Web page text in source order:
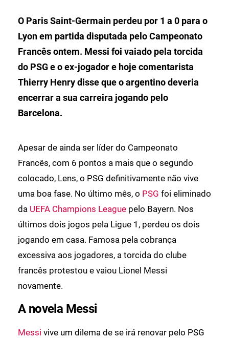
O Paris Saint-Germain perdeu por 1 a 0 para o
Lyon em partida disputada pelo Campeonato
Francês ontem. Messi foi vaiado pela torcida
do PSG e o ex-jogador e hoje comentarista
Thierry Henry disse que o argentino deveria
encerrar a sua carreira jogando pelo
Barcelona.
Apesar de ainda ser líder do Campeonato
Francês, com 6 pontos a mais que o segundo
colocado, Lens, o PSG definitivamente não vive
uma boa fase. No último mês, o PSG foi eliminado
da UEFA Champions League pelo Bayern. Nos
últimos dois jogos pela Ligue 1, perdeu os dois
jogando em casa. Famosa pela cobrança
excessiva aos jogadores, a torcida do clube
francês protestou e vaiou Lionel Messi
novamente.
A novela Messi
Messi vive um dilema de se irá renovar pelo PSG